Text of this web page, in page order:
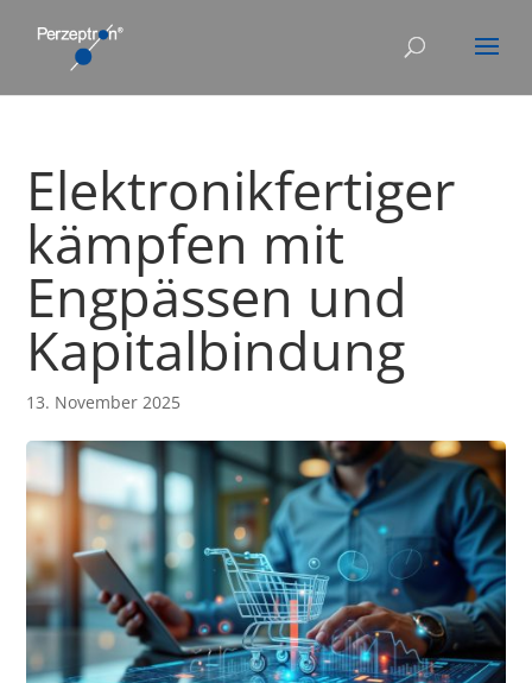
Elektronikfertiger
kämpfen mit
Engpässen und
Kapitalbindung
13. November 2025